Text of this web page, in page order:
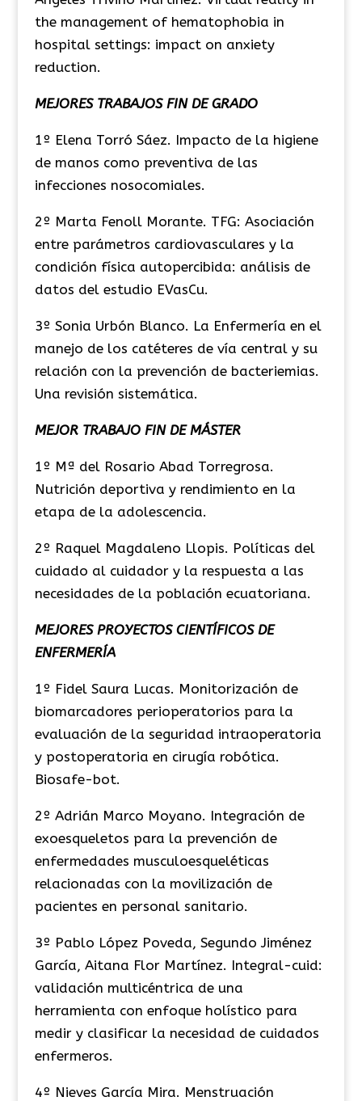
the management of hematophobia in
hospital settings: impact on anxiety
reduction.
MEJORES TRABAJOS FIN DE GRADO
1º Elena Torró Sáez. Impacto de la higiene
de manos como preventiva de las
infecciones nosocomiales.
2º Marta Fenoll Morante. TFG: Asociación
entre parámetros cardiovasculares y la
condición física autopercibida: análisis de
datos del estudio EVasCu.
3º Sonia Urbón Blanco. La Enfermería en el
manejo de los catéteres de vía central y su
relación con la prevención de bacteriemias.
Una revisión sistemática.
MEJOR TRABAJO FIN DE MÁSTER
1º Mª del Rosario Abad Torregrosa.
Nutrición deportiva y rendimiento en la
etapa de la adolescencia.
2º Raquel Magdaleno Llopis. Políticas del
cuidado al cuidador y la respuesta a las
necesidades de la población ecuatoriana.
MEJORES PROYECTOS CIENTÍFICOS DE
ENFERMERÍA
1º Fidel Saura Lucas. Monitorización de
biomarcadores perioperatorios para la
evaluación de la seguridad intraoperatoria
y postoperatoria en cirugía robótica.
Biosafe-bot.
2º Adrián Marco Moyano. Integración de
exoesqueletos para la prevención de
enfermedades musculoesqueléticas
relacionadas con la movilización de
pacientes en personal sanitario.
3º Pablo López Poveda, Segundo Jiménez
García, Aitana Flor Martínez. Integral-cuid:
validación multicéntrica de una
herramienta con enfoque holístico para
medir y clasificar la necesidad de cuidados
enfermeros.
4º Nieves García Mira. Menstruación